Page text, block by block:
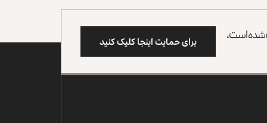
شده است، برای حمایت اینجا کلیک کنید